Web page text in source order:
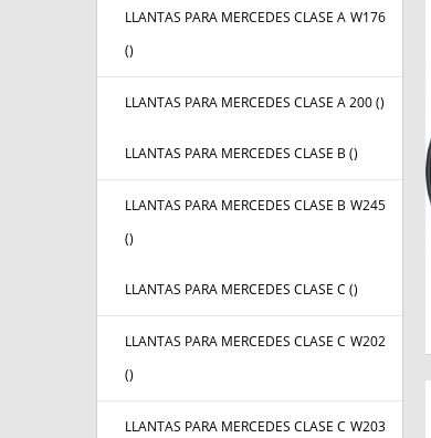
LLANTAS PARA MERCEDES CLASE A W176
()
LLANTAS PARA MERCEDES CLASE A 200 ()
LLANTAS PARA MERCEDES CLASE B ()
LLANTAS PARA MERCEDES CLASE B W245
()
LLANTAS PARA MERCEDES CLASE C ()
LLANTAS PARA MERCEDES CLASE C W202
()
LLANTAS PARA MERCEDES CLASE C W203